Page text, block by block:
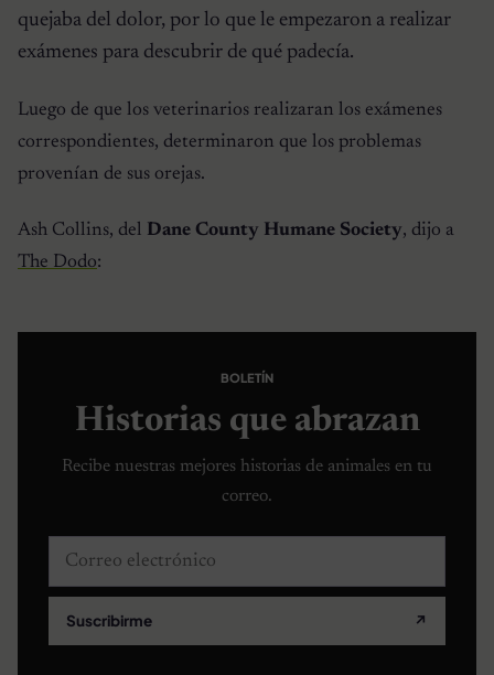
quejaba del dolor, por lo que le empezaron a realizar
exámenes para descubrir de qué padecía.
Luego de que los veterinarios realizaran los exámenes
correspondientes, determinaron que los problemas
provenían de sus orejas.
Ash Collins, del Dane County Humane Society, dijo a
The Dodo:
BOLETÍN
Historias que abrazan
Recibe nuestras mejores historias de animales en tu
correo.
Correo electrónico
Suscribirme ↗